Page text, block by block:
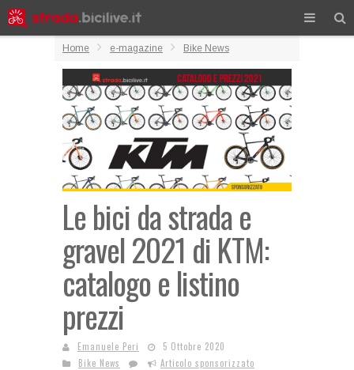
Home e-magazine Bike News
Le bici da strada e
gravel 2021 di KTM:
catalogo e listino
prezzi
Emanuele Peri
5 Ottobre 2020
Bike News
Articolo sponsorizzato